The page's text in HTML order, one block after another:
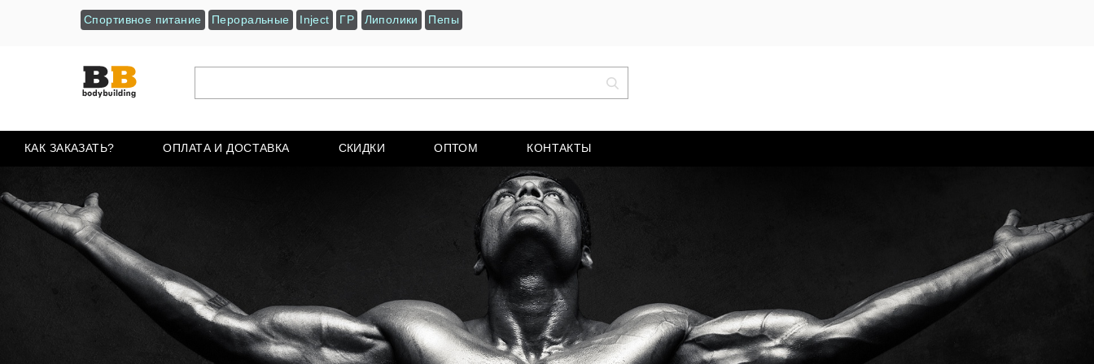
Спортивное питание Пероральные Inject ГР Липолики Пепы
КАК ЗАКАЗАТЬ? ОПЛАТА И ДОСТАВКА СКИДКИ ОПТОМ КОНТАКТЫ